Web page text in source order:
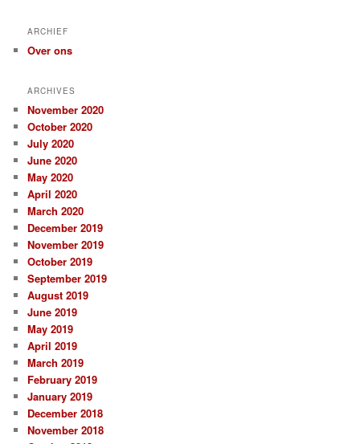
ARCHIEF
Over ons
ARCHIVES
November 2020
October 2020
July 2020
June 2020
May 2020
April 2020
March 2020
December 2019
November 2019
October 2019
September 2019
August 2019
June 2019
May 2019
April 2019
March 2019
February 2019
January 2019
December 2018
November 2018